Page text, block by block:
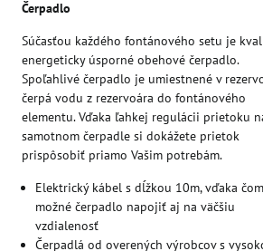
Čerpadlo
Súčasťou každého fontánového setu je
energeticky úsporné obehové čerpadlo.
Spoľahlivé čerpadlo je umiestnené v
čerpá vodu z rezervoára do fontánového
elementu. Vďaka ľahkej regulácii prietoku
samotnom čerpadle si dokážete prietok
prispôsobiť priamo Vašim potrebám.
Elektrický kábel s dĺžkou 10m, vďaka
možné čerpadlo napojiť aj na väčšiu
vzdialenosť
Čerpadlá od overených výrobcov s